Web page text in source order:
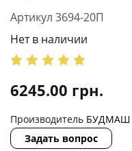
Артикул 3694-20П
Нет в наличии
6245.00 грн.
Производитель БУДМАШ
Задать вопрос